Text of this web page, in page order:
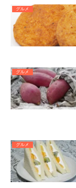
グルメ
グルメ
グルメ